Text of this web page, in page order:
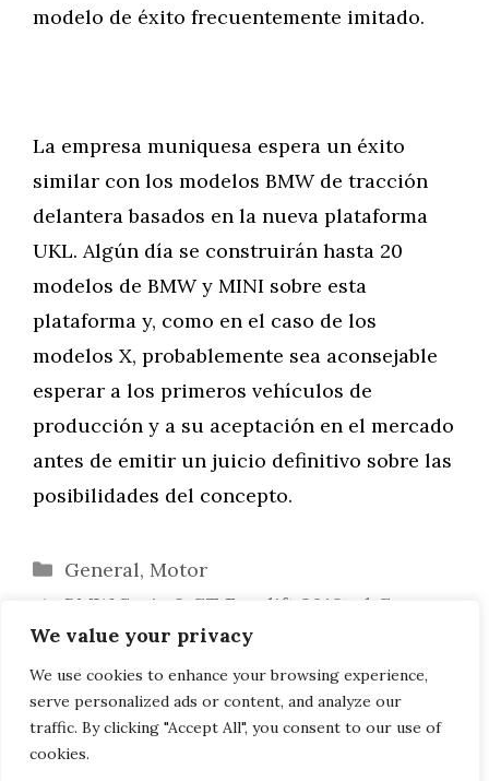
We value your privacy
We use cookies to enhance your browsing experience,
serve personalized ads or content, and analyze our
traffic. By clicking "Accept All", you consent to our use of
cookies.
modelo de éxito frecuentemente imitado.
La empresa muniquesa espera un éxito
similar con los modelos BMW de tracción
delantera basados en la nueva plataforma
UKL. Algún día se construirán hasta 20
modelos de BMW y MINI sobre esta
plataforma y, como en el caso de los
modelos X, probablemente sea aconsejable
esperar a los primeros vehículos de
producción y a su aceptación en el mercado
antes de emitir un juicio definitivo sobre las
posibilidades del concepto.
Categorías
General, Motor
BMW Serie 3 GT Facelift 2016: el Gran
Turismo recibe una suave actualización
Primera comparativa de imágenes: BMW
Active Tourer vs. Mercedes Clase B 2012